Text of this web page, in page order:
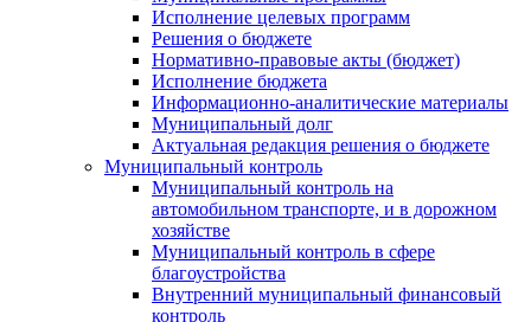
Исполнение целевых программ
Решения о бюджете
Нормативно-правовые акты (бюджет)
Исполнение бюджета
Информационно-аналитические материалы
Муниципальный долг
Актуальная редакция решения о бюджете
Муниципальный контроль
Муниципальный контроль на
автомобильном транспорте, и в дорожном
хозяйстве
Муниципальный контроль в сфере
благоустройства
Внутренний муниципальный финансовый
контроль